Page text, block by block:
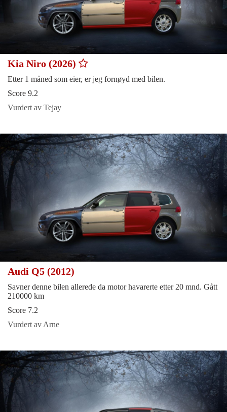
Kia Niro (2026)
Etter 1 måned som eier, er jeg fornøyd med bilen.
Score 9.2
Vurdert av Tejay
Audi Q5 (2012)
Savner denne bilen allerede da motor havarerte etter 20 mnd. Gått
210000 km
Score 7.2
Vurdert av Arne